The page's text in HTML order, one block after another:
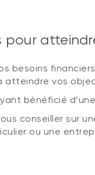
pour
besoins
vos
bénéficié
conseiller sur
ou une